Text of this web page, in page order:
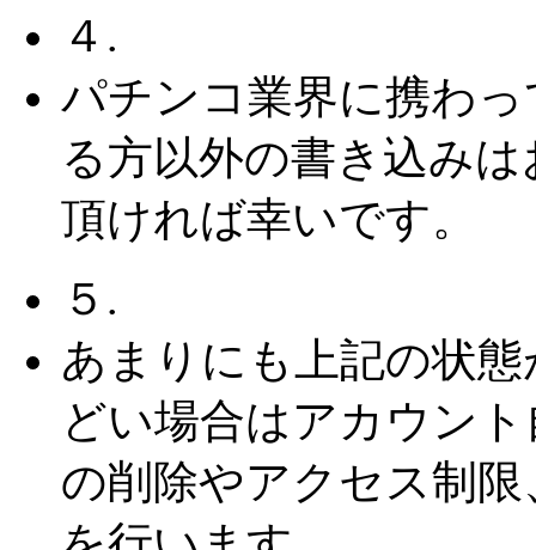
４.
パチンコ業界に携わっ
る方以外の書き込みは
頂ければ幸いです。
５.
あまりにも上記の状態
どい場合はアカウント
の削除やアクセス制限